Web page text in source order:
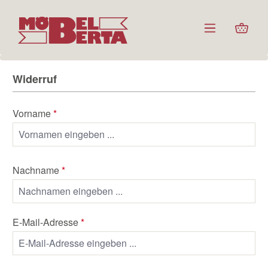
Zum Hauptinhalt springen
Widerruf
Vorname*
Nachname*
E-Mail-Adresse*